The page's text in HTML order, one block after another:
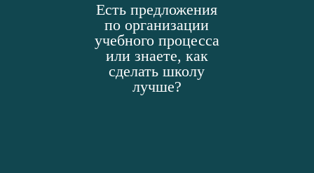
Есть предложения
по организации
учебного процесса
или знаете, как
сделать школу
лучше?